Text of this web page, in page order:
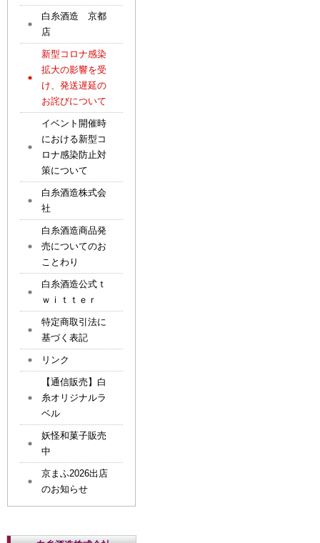
白糸酒造 京都
店
新型コロナ感染
拡大の影響を受
け、発送遅延の
お詫びについて
イベント開催時
における新型コ
ロナ感染防止対
策について
白糸酒造株式会
社
白糸酒造商品発
売についてのお
ことわり
白糸酒造公式ｔ
ｗｉｔｔｅｒ
特定商取引法に
基づく表記
リンク
【通信販売】白
糸オリジナルラ
ベル
妖怪和菓子販売
中
京まふ2026出店
のお知らせ